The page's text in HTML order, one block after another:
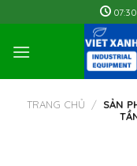
to
content
07:30
TRANG CHỦ / SẢN